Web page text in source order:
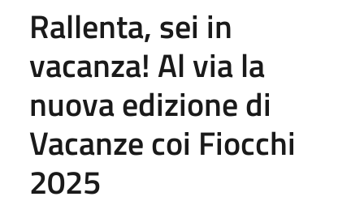
Rallenta, sei in
vacanza! Al via la
nuova edizione di
Vacanze coi Fiocchi
2025